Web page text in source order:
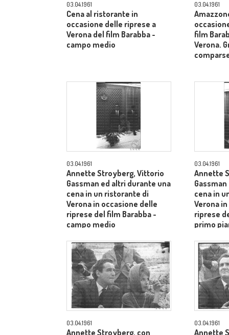
03.04.1961
Cena al ristorante in
occasione delle riprese a
Verona del film Barabba -
campo medio
03.04.1961
film
Verona.
03.04.1961
Annette Stroyberg, Vittorio
Gassman ed altri durante una
cena in un ristorante di
Verona in occasione delle
riprese del film Barabba -
campo medio
03.04.1961
Annette
cena in
Verona
riprese
primo
03.04.1961
Annette Stroyberg, con
03.04.1961
Annette